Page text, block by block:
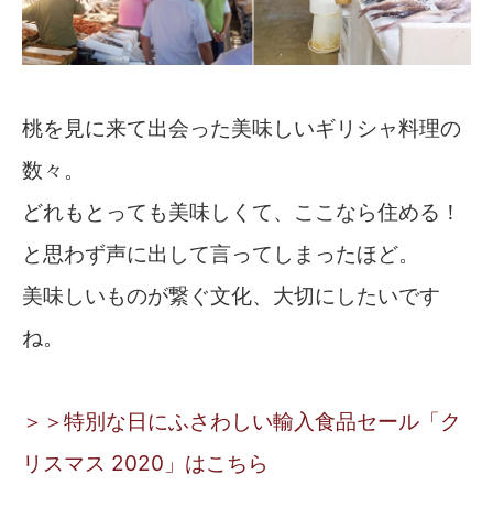
桃を見に来て出会った美味しいギリシャ料理の
数々。
どれもとっても美味しくて、ここなら住める！
と思わず声に出して言ってしまったほど。
美味しいものが繋ぐ文化、大切にしたいです
ね。
＞＞特別な日にふさわしい輸入食品セール「ク
リスマス 2020」はこちら